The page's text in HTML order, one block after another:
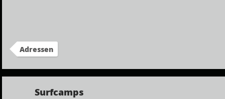
Adressen
Surfcamps